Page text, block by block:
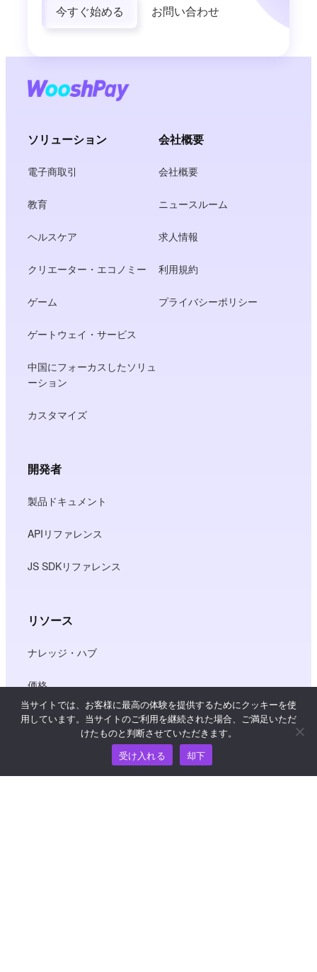
今すぐ始める お問い合わせ
ソリューション
電子商取引
教育
ヘルスケア
クリエーター・エコノミー
ゲーム
ゲートウェイ・サービス
中国にフォーカスしたソリュ
ーション
カスタマイズ
会社概要
会社概要
ニュースルーム
求人情報
利用規約
プライバシーポリシー
開発者
製品ドキュメント
APIリファレンス
JS SDKリファレンス
リソース
ナレッジ・ハブ
価格
ヘルプおよびサポートについては、
support@wooshpay.com まで電子メールでお問い合わせ
当サイトでは、お客様に最高の体験を提供するためにクッキーを使
用しています。当サイトのご利用を継続された場合、ご満足いただ
けたものと判断させていただきます。
受け入れる
却下